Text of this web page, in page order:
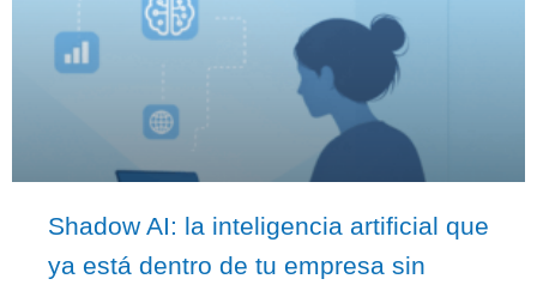
Shadow AI: la inteligencia artificial que
ya está dentro de tu empresa sin